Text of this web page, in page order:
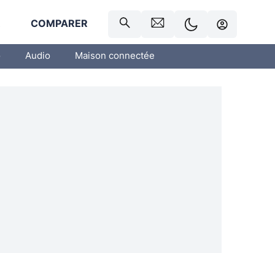
COMPARER
Audio Maison connectée